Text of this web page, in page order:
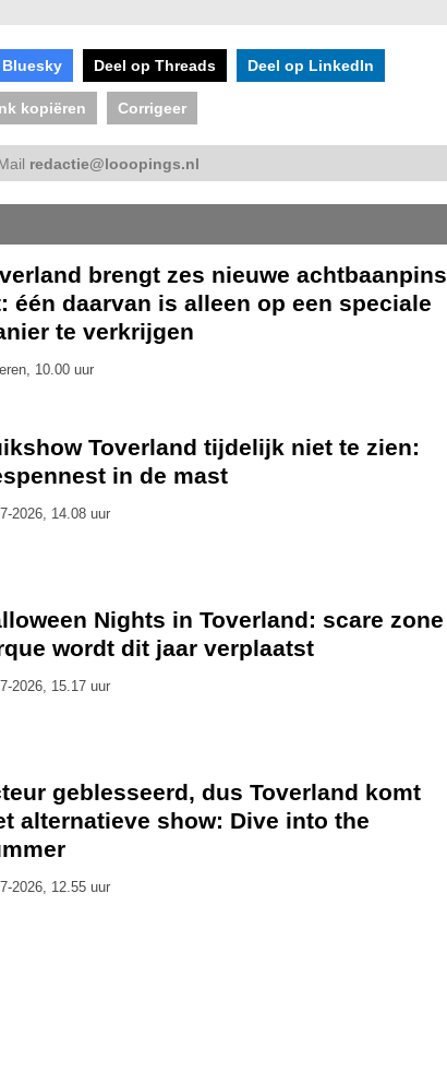
Bluesky Deel op Threads Deel op LinkedIn
kopiëren Corrigeer
redactie@looopings.nl
brengt zes nieuwe achtbaanpins
één daarvan is alleen op een speciale
te verkrijgen
10.00 uur
Toverland tijdelijk niet te zien:
in de mast
2026, 14.08 uur
Nights in Toverland: scare zone
wordt dit jaar verplaatst
2026, 15.17 uur
geblesseerd, dus Toverland komt
alternatieve show: Dive into the
2026, 12.55 uur